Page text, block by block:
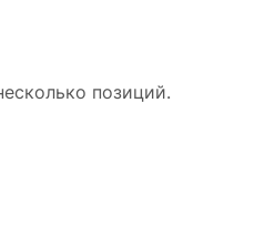
позиций.